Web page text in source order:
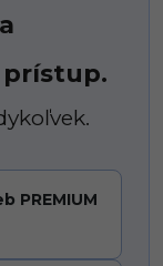
prístup.
PREMIUM